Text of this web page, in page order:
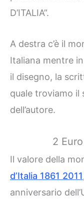
D’ITALIA”.
A destra c’è il
Italiana mentre
il disegno, la
quale troviamo il
dell’autore.
2
Il valore della
d’Italia 1861 2011
anniversario